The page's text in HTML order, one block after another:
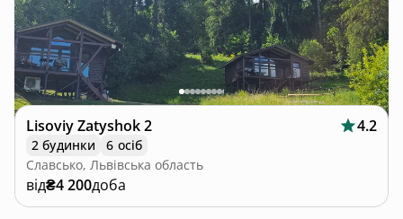
Lisoviy Zatyshok 2 4.2
2 будинки
6 осіб
Славсько, Львівська область
від₴4 200доба